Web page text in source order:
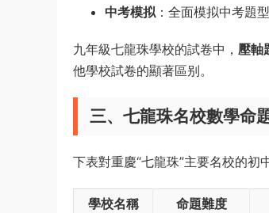
中考模拟：全面模拟中考題
九年級七龍珠學校的試卷中， 壓軸
他學校試卷的顯著區别。
三、七龍珠名校數學命
下表對重慶“七龍珠”主要名校的初
學校名稱 命題難度